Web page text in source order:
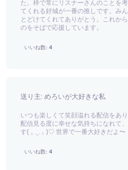
た。枠で常にリスナーさんのことを
てくれる好城が一番の推しです。み
とどけてくれてありがとう。これか
のをそばで応援しています。
いいね数: 4
送り主: めろいが大好きな私
いつも楽しくて笑顔溢れる配信をあ
配信見る度に幸せな気持ちになれて
す( ꜆ . ̫ . ꜀ )♡ 世界で一番大好きだよ〜
いいね数: 4